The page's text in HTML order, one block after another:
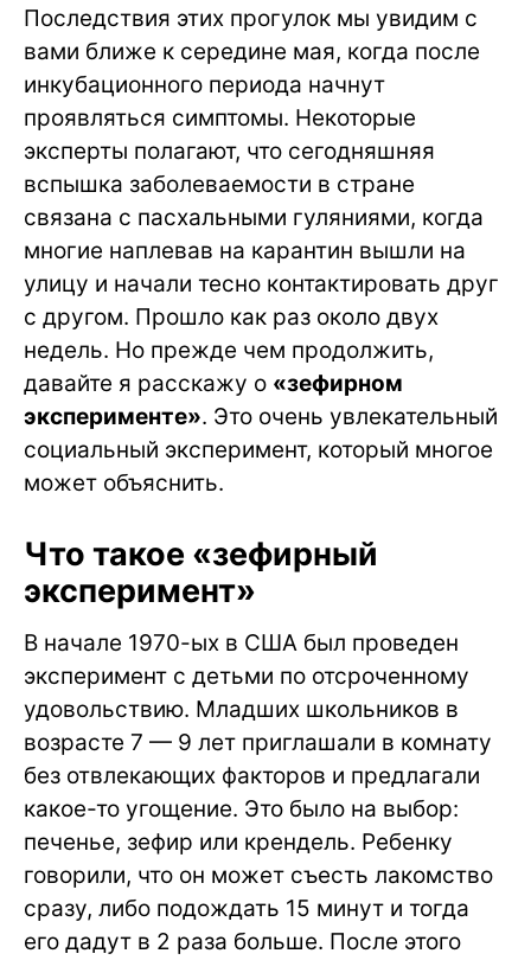
Последствия этих прогулок мы увидим с
вами ближе к середине мая, когда после
инкубационного периода начнут
проявляться симптомы. Некоторые
эксперты полагают, что сегодняшняя
вспышка заболеваемости в стране
связана с пасхальными гуляниями, когда
многие наплевав на карантин вышли на
улицу и начали тесно контактировать друг
с другом. Прошло как раз около двух
недель. Но прежде чем продолжить,
давайте я расскажу о «зефирном
эксперименте». Это очень увлекательный
социальный эксперимент, который многое
может объяснить.
Что такое «зефирный
эксперимент»
В начале 1970-ых в США был проведен
эксперимент с детьми по отсроченному
удовольствию. Младших школьников в
возрасте 7 — 9 лет приглашали в комнату
без отвлекающих факторов и предлагали
какое-то угощение. Это было на выбор:
печенье, зефир или крендель. Ребенку
говорили, что он может съесть лакомство
сразу, либо подождать 15 минут и тогда
его дадут в 2 раза больше. После этого